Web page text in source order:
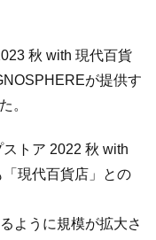
秋 with 現代百貨
が提供す
。
トア 2022 秋 with
現代百貨店」との
ように規模が拡大さ